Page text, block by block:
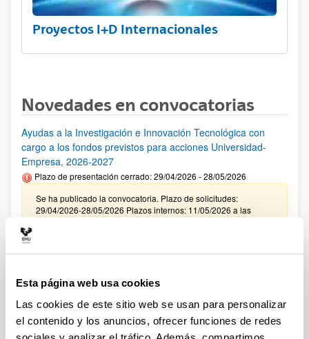
Esta página web usa cookies
Las cookies de este sitio web se usan para personalizar
el contenido y los anuncios, ofrecer funciones de redes
Proyectos I+D Internacionales
Novedades en convocatorias
Ayudas a la Investigación e Innovación Tecnológica con
cargo a los fondos previstos para acciones Universidad-
Empresa, 2026-2027
Plazo de presentación cerrado: 29/04/2026 - 28/05/2026
Se ha publicado la convocatoria. Plazo de solicitudes:
29/04/2026-28/05/2026 Plazos internos: 11/05/2026 a las
CONVOCATORIA INCENTIVACIÓN PARA LA
"PROGRAMA ATRAE 2026"
Plazo de presentación cerrado: 23/04/2026 - 04/06/2026
Envío de la Expresión de Interés. Plazo interno 25 de mayo de
2026. Envío resto de documentación necesaria. Plazo interno